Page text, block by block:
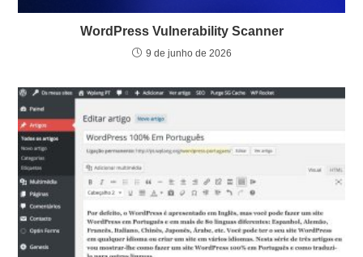
WordPress Vulnerability Scanner
9 de junho de 2026